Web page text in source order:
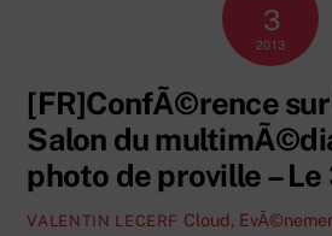
3
2013
[FR]ConfÃ©rence
Salon du
photo de proville – Le
VALENTIN LECERF Cloud,